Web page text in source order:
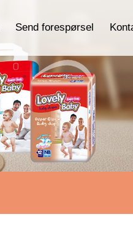
Send forespørsel